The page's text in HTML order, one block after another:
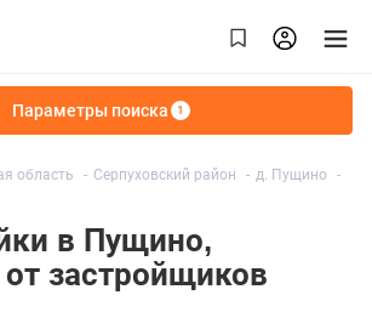
Параметры поиска 1
область Серпуховский район
д. Пущино
в Пущино,
застройщиков